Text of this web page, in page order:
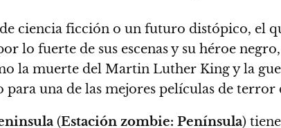
ciencia ficción o un futuro distópico, el
lo fuerte de sus escenas y su héroe
la muerte del Martin Luther King y la
una de las mejores películas de terror
(Estación zombie: Península)